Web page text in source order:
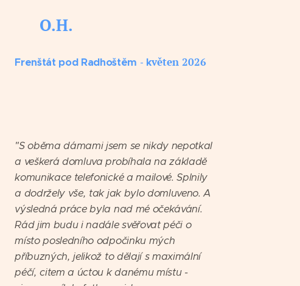
O.H.
Frenštát pod Radhoštěm - květen 2026
"S oběma dámami jsem se nikdy nepotkal
a veškerá domluva probíhala na základě
komunikace telefonické a mailové. Splnily
a dodržely vše, tak jak bylo domluveno. A
výsledná práce byla nad mé očekávání.
Rád jim budu i nadále svěřovat péči o
místo posledního odpočinku mých
příbuzných, jelikož to dělají s maximální
péčí, citem a úctou k danému místu -